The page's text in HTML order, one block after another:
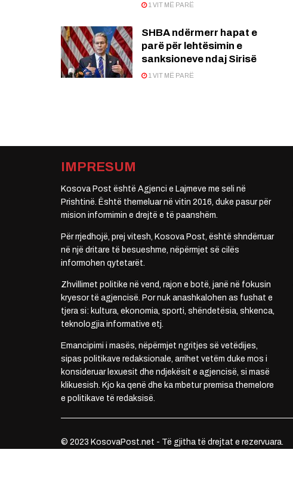
1 VIT MË PARË
SHBA ndërmerr hapat e
parë për lehtësimin e
sanksioneve ndaj Sirisë
1 VIT MË PARË
IMPRESUM
Kosova Post është Agjenci e Lajmeve me seli në
Prishtinë. Është themeluar në vitin 2016, duke pasur për
mision informimin e drejtë e të paanshëm.
Për rrjedhojë, prej vitesh, Kosova Post, është shndërruar
në një dritare të besueshme, nëpërmjet së cilës
informohen qytetarët.
Zhvillimet politike në vend, rajon e botë, janë në fokusin
kryesor të agjencisë. Por nuk anashkalohen as fushat e
tjera si: kultura, ekonomia, sporti, shëndetësia, shkenca,
teknologjia informative etj.
Emancipimi i masës, nëpërmjet ngritjes së vetëdijes,
sipas politikave redaksionale, arrihet vetëm duke mos i
konsideruar lexuesit dhe ndjekësit e agjencisë, si masë
klikuesish. Kjo ka qenë dhe ka mbetur premisa themelore
e politikave të redaksisë.
© 2023 KosovaPost.net - Të gjitha të drejtat e rezervuara.